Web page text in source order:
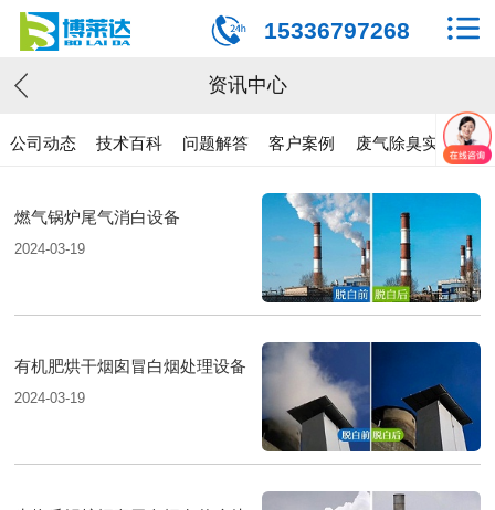
15336797268
资讯中心
公司动态 技术百科 问题解答 客户案例 废气除臭实验
燃气锅炉尾气消白设备
2024-03-19
有机肥烘干烟囱冒白烟处理设备
2024-03-19